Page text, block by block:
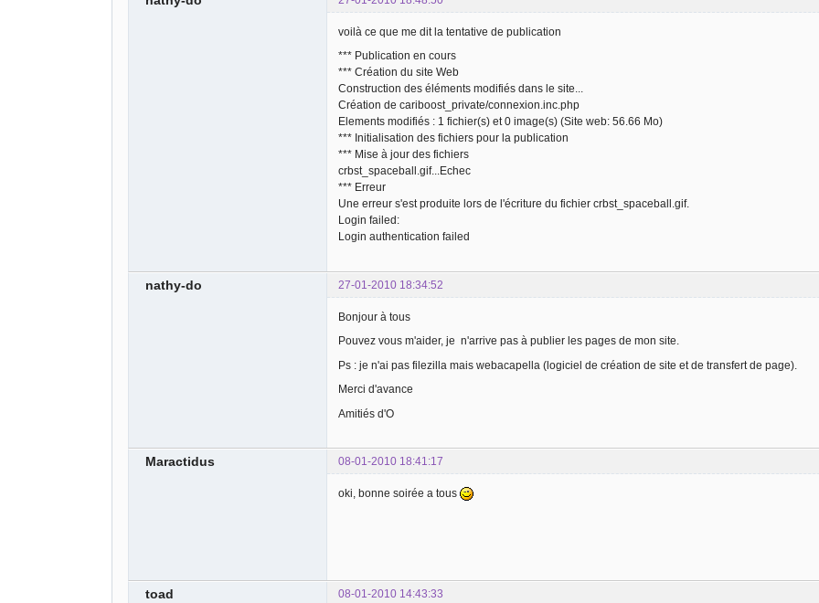
voilà ce que me dit la tentative de publication
*** Publication en cours
*** Création du site Web
Construction des éléments modifiés dans le site...
Création de cariboost_private/connexion.inc.php
Elements modifiés : 1 fichier(s) et 0 image(s) (Site web: 56.66 Mo)
*** Initialisation des fichiers pour la publication
*** Mise à jour des fichiers
crbst_spaceball.gif...Echec
*** Erreur
Une erreur s'est produite lors de l'écriture du fichier crbst_spaceball.gif.
Login failed:
Login authentication failed
nathy-do 27-01-2010 18:34:52
Bonjour à tous
Pouvez vous m'aider, je n'arrive pas à publier les pages de mon site.
Ps : je n'ai pas filezilla mais webacapella (logiciel de création de site et de transfert de page).
Merci d'avance
Amitiés d'O
Maractidus 08-01-2010 18:41:17
oki, bonne soirée a tous
toad 08-01-2010 14:43:33